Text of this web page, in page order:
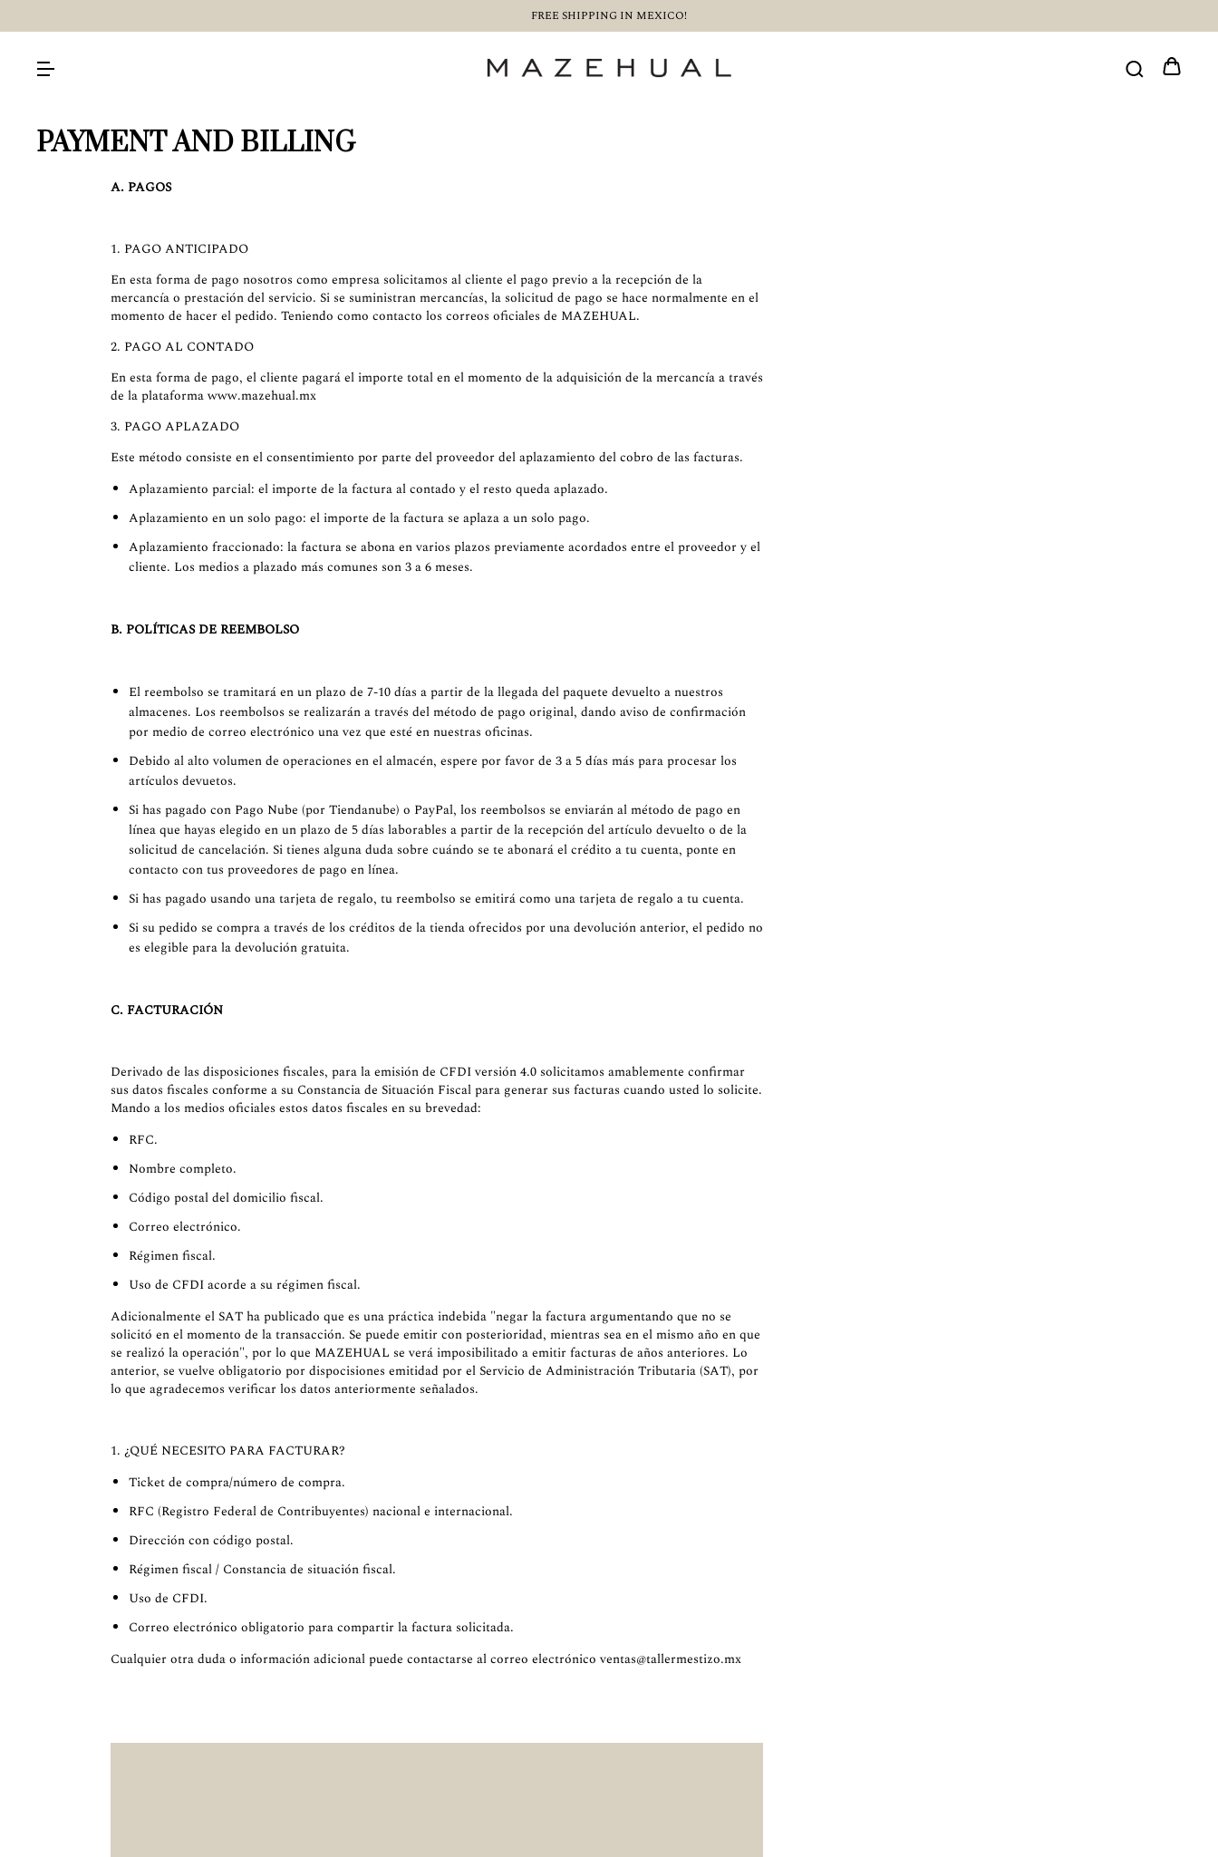
FREE SHIPPING IN MEXICO!
PAYMENT AND BILLING
A. PAGOS
1. PAGO ANTICIPADO
En esta forma de pago nosotros como empresa solicitamos al cliente el pago previo a la recepción de la
mercancía o prestación del servicio. Si se suministran mercancías, la solicitud de pago se hace normalmente en el
momento de hacer el pedido. Teniendo como contacto los correos oficiales de MAZEHUAL.
2. PAGO AL CONTADO
En esta forma de pago, el cliente pagará el importe total en el momento de la adquisición de la mercancía a través
de la plataforma www.mazehual.mx
3. PAGO APLAZADO
Este método consiste en el consentimiento por parte del proveedor del aplazamiento del cobro de las facturas.
Aplazamiento parcial: el importe de la factura al contado y el resto queda aplazado.
Aplazamiento en un solo pago: el importe de la factura se aplaza a un solo pago.
Aplazamiento fraccionado: la factura se abona en varios plazos previamente acordados entre el proveedor y el
cliente. Los medios a plazado más comunes son 3 a 6 meses.
B. POLÍTICAS DE REEMBOLSO
El reembolso se tramitará en un plazo de 7-10 días a partir de la llegada del paquete devuelto a nuestros
almacenes. Los reembolsos se realizarán a través del método de pago original, dando aviso de confirmación
por medio de correo electrónico una vez que esté en nuestras oficinas.
Debido al alto volumen de operaciones en el almacén, espere por favor de 3 a 5 días más para procesar los
artículos devuetos.
Si has pagado con Pago Nube (por Tiendanube) o PayPal, los reembolsos se enviarán al método de pago en
línea que hayas elegido en un plazo de 5 días laborables a partir de la recepción del artículo devuelto o de la
solicitud de cancelación. Si tienes alguna duda sobre cuándo se te abonará el crédito a tu cuenta, ponte en
contacto con tus proveedores de pago en línea.
Si has pagado usando una tarjeta de regalo, tu reembolso se emitirá como una tarjeta de regalo a tu cuenta.
Si su pedido se compra a través de los créditos de la tienda ofrecidos por una devolución anterior, el pedido no
es elegible para la devolución gratuita.
C. FACTURACIÓN
Derivado de las disposiciones fiscales, para la emisión de CFDI versión 4.0 solicitamos amablemente confirmar
sus datos fiscales conforme a su Constancia de Situación Fiscal para generar sus facturas cuando usted lo solicite.
Mando a los medios oficiales estos datos fiscales en su brevedad:
RFC.
Nombre completo.
Código postal del domicilio fiscal.
Correo electrónico.
Régimen fiscal.
Uso de CFDI acorde a su régimen fiscal.
Adicionalmente el SAT ha publicado que es una práctica indebida "negar la factura argumentando que no se
solicitó en el momento de la transacción. Se puede emitir con posterioridad, mientras sea en el mismo año en que
se realizó la operación", por lo que MAZEHUAL se verá imposibilitado a emitir facturas de años anteriores. Lo
anterior, se vuelve obligatorio por dispocisiones emitidad por el Servicio de Administración Tributaria (SAT), por
lo que agradecemos verificar los datos anteriormente señalados.
1. ¿QUÉ NECESITO PARA FACTURAR?
Ticket de compra/número de compra.
RFC (Registro Federal de Contribuyentes) nacional e internacional.
Dirección con código postal.
Régimen fiscal / Constancia de situación fiscal.
Uso de CFDI.
Correo electrónico obligatorio para compartir la factura solicitada.
Cualquier otra duda o información adicional puede contactarse al correo electrónico ventas@tallermestizo.mx